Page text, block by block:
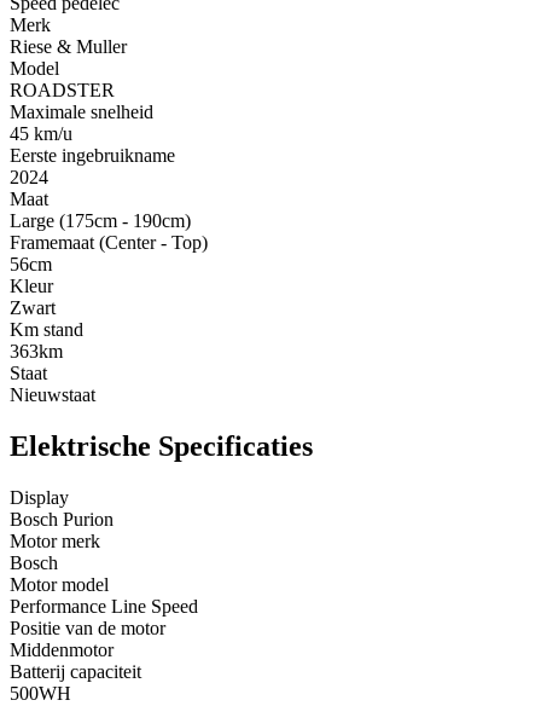
Merk
Riese & Muller
Model
ROADSTER
Maximale snelheid
45 km/u
Eerste ingebruikname
2024
Maat
Large (175cm - 190cm)
Framemaat (Center - Top)
56cm
Kleur
Zwart
Km stand
363km
Staat
Nieuwstaat
Elektrische Specificaties
Display
Bosch Purion
Motor merk
Bosch
Motor model
Performance Line Speed
Positie van de motor
Middenmotor
Batterij capaciteit
500WH